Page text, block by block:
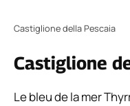
Castiglione della Pescaia
Castiglione
Le bleu de la mer